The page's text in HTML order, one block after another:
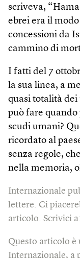
scriveva,
ebrei era il
concessioni da
cammino di
I fatti del 7
la sua linea, a
quasi totalità dei
può fare quando
scudi umani?
ricordato al
senza regole,
nella memoria,
Internazionale
lettere. Ci
articolo. Scrivici a:
Questo articolo è
Internazionale, a